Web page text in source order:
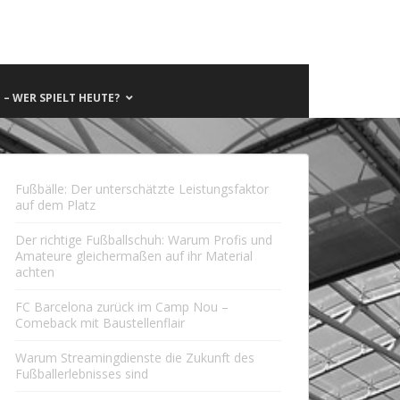
WER SPIELT HEUTE?
Fußbälle: Der unterschätzte Leistungsfaktor
auf dem Platz
Der richtige Fußballschuh: Warum Profis und
Amateure gleichermaßen auf ihr Material
achten
FC Barcelona zurück im Camp Nou –
Comeback mit Baustellenflair
Warum Streamingdienste die Zukunft des
Fußballerlebnisses sind